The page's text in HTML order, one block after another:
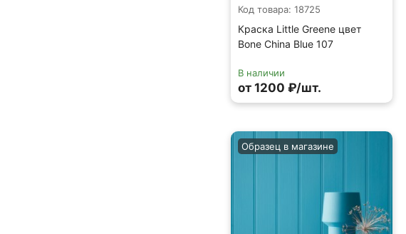
Код товара: 18725
Краска Little Greene цвет
Bone China Blue 107
В наличии
от 1200 ₽/шт.
Образец в магазине